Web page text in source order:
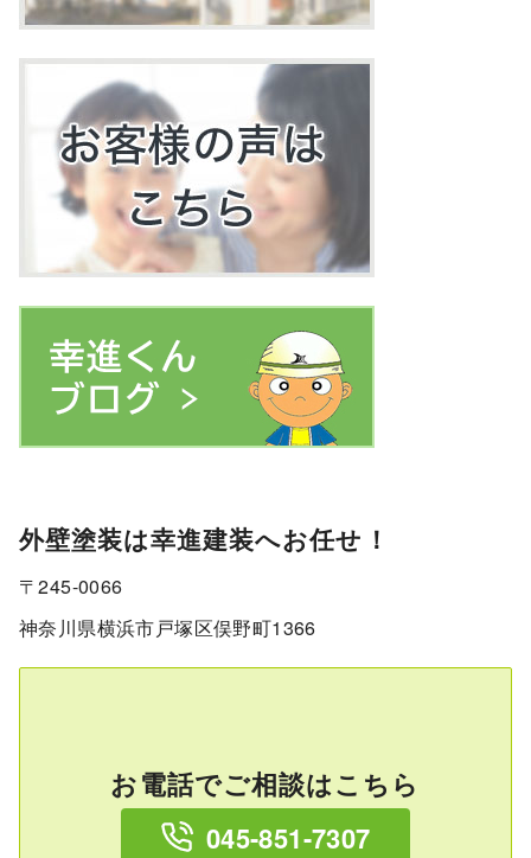
外壁塗装は幸進建装へお任せ！
〒245-0066
神奈川県横浜市戸塚区俣野町1366
お電話でご相談はこちら
045-851-7307